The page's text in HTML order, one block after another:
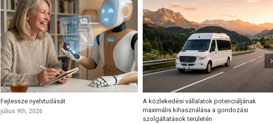
Fejlessze nyelvtudását
július 9th, 2026
A közlekedési vállalatok potenciáljának
maximális kihasználása a gondozási
szolgáltatások területén